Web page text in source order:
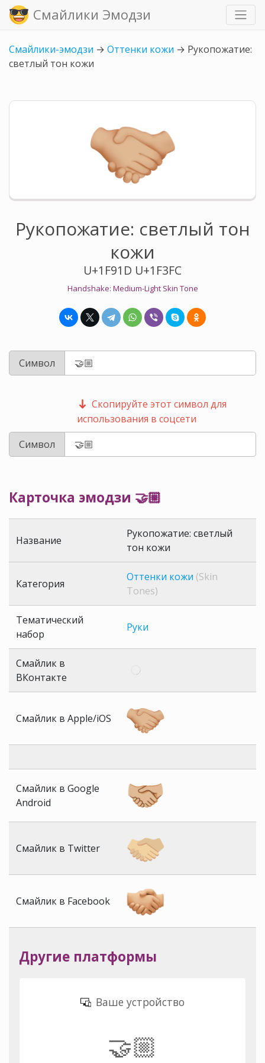
Смайлики Эмодзи
Смайлики-эмодзи → Оттенки кожи → Рукопожатие:
светлый тон кожи
Рукопожатие: светлый тон
кожи
U+1F91D U+1F3FC
Handshake: Medium-Light Skin Tone
Символ
Скопируйте этот символ для
использования в соцсети
Символ
Карточка эмодзи 🤝🏼
Название
Рукопожатие: светлый
тон кожи
Категория
Оттенки кожи (Skin
Tones)
Тематический
набор
Руки
Смайлик в
ВКонтакте
Смайлик в Apple/iOS
Смайлик в Google
Android
Смайлик в Twitter
Смайлик в Facebook
Другие платформы
Ваше устройство
🤝🏼